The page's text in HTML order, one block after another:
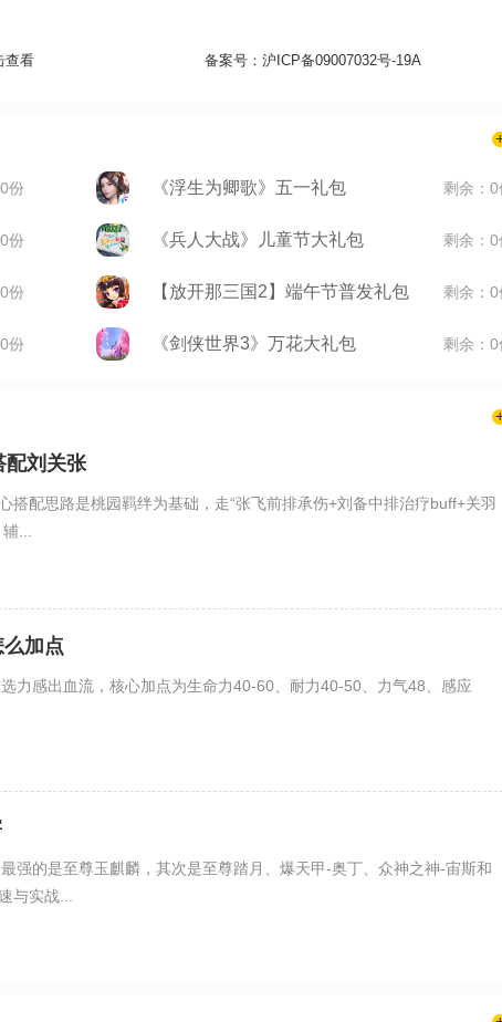
查看 备案号： 沪ICP备09007032号-19A
份 《浮生为卿歌》五一礼包 剩余：0
份 《兵人大战》儿童节大礼包 剩余：0
份 【放开那三国2】端午节普发礼包 剩余：0
份 《剑侠世界3》万花大礼包 剩余：0
配刘关张
搭配思路是桃园羁绊为基础，走“张飞前排承伤+刘备中排治疗buff+关羽
...
加点
力感出血流，核心加点为生命力40-60、耐力40-50、力气48、感应
强的是至尊玉麒麟，其次是至尊踏月、爆天甲-奥丁、众神之神-宙斯和
与实战...